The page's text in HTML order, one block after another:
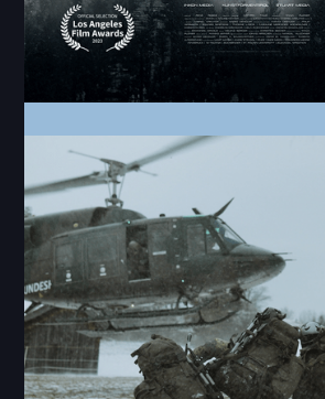
Shortfilm
Mind Sweeper Kurzfilm